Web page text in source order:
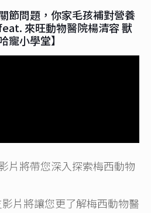
節問題，你家毛孩補對營養
來旺動物醫院楊清容 獸
寵小學堂】
片將帶您深入探索梅西動物
片將讓您更了解梅西動物醫